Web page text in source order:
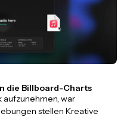
die Billboard-Charts
aufzunehmen, war
stellen Kreative